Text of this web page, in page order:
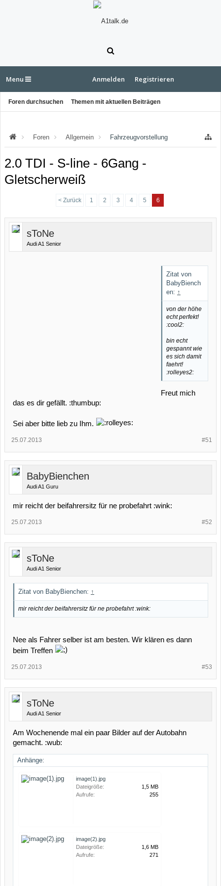
Menu
Foren durchsuchen Themen mit aktuellen Beiträgen
Anmelden Registrieren
Foren Allgemein Fahrzeugvorstellung
2.0 TDI - S-line - 6Gang -
Gletscherweiß
< Zurück 1 2 3 4 5 6
sToNe
Audi A1 Senior
Zitat von
BabyBiench
en: ↑
von der höhe
echt perfekt!
:cool2:
bin echt
gespannt wie
es sich damit
faehrt!
:rolleyes2:
Freut mich
das es dir gefällt. :thumbup:
Sei aber bitte lieb zu Ihm.
#51
25.07.2013
BabyBienchen
Audi A1 Guru
mir reicht der beifahrersitz für ne probefahrt :wink:
#52
25.07.2013
sToNe
Audi A1 Senior
Zitat von BabyBienchen: ↑
mir reicht der beifahrersitz für ne probefahrt :wink:
Nee als Fahrer selber ist am besten. Wir klären es dann
beim Treffen
#53
25.07.2013
sToNe
Audi A1 Senior
Am Wochenende mal ein paar Bilder auf der Autobahn
gemacht. :wub:
Anhänge:
image(1).jpg
Dateigröße:
1,5 MB
Aufrufe:
255
image(2).jpg
Dateigröße:
1,6 MB
Aufrufe:
271